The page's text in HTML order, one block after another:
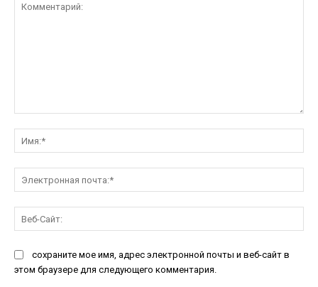
сохраните мое имя, адрес электронной почты и веб-сайт в
этом браузере для следующего комментария.